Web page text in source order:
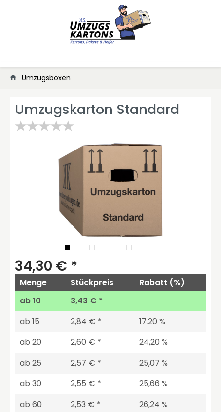
Umzugsboxen
Umzugskarton Standard
34,30 € *
Menge Stückpreis
Rabatt (%)
ab10
3,43 € *
ab 15 2,84 € *
17,20 %
ab 20 2,60 € *
24,20 %
ab 25 2,57 € *
25,07 %
ab 30 2,55 € *
25,66 %
ab 60 2,53 € *
26,24 %